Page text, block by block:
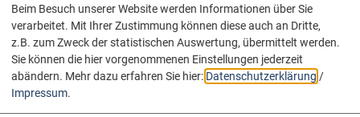
Beim Besuch unserer Website werden Informationen über Sie
verarbeitet. Mit Ihrer Zustimmung können diese auch an Dritte,
z.B. zum Zweck der statistischen Auswertung, übermittelt werden.
Sie können die hier vorgenommenen Einstellungen jederzeit
abändern. Mehr dazu erfahren Sie hier: Datenschutzerklärung /
Impressum.